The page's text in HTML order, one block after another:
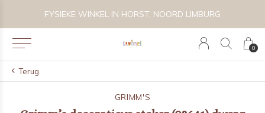
0
FYSIEKE WINKEL IN HORST, NOORD LIMBURG
Terug
GRIMM'S